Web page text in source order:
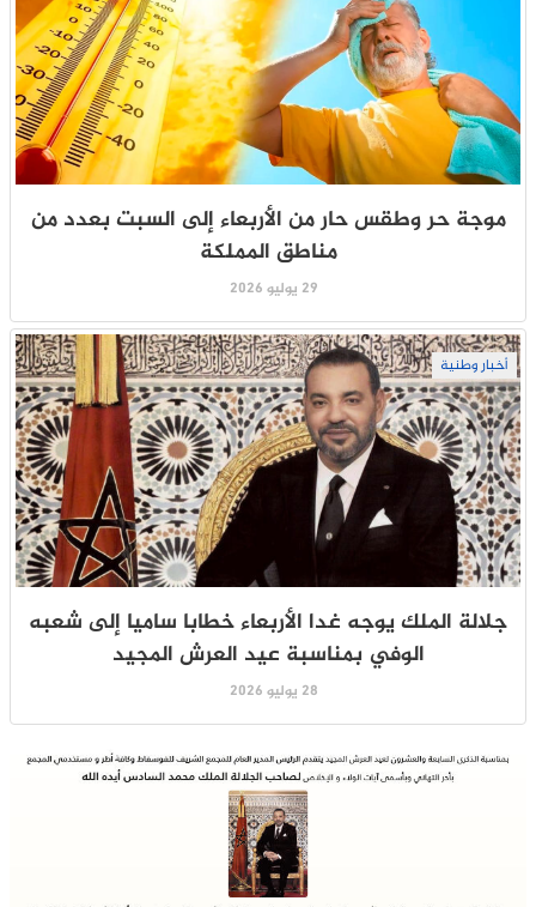
موجة حر وطقس حار من الأربعاء إلى السبت بعدد من
مناطق المملكة
29 يوليو 2026
أخبار وطنية
جلالة الملك يوجه غدا الأربعاء خطابا ساميا إلى شعبه
الوفي بمناسبة عيد العرش المجيد
28 يوليو 2026